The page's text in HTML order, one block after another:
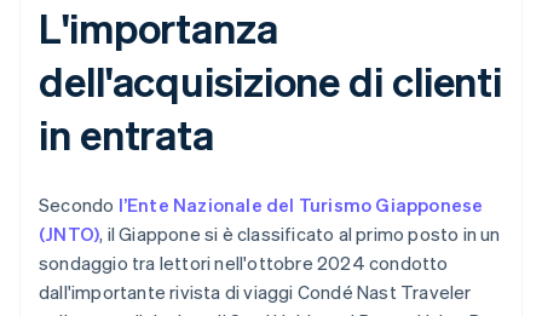
L'importanza
dell'acquisizione di clienti
in entrata
Secondo l’Ente Nazionale del Turismo Giapponese
(JNTO), il Giappone si è classificato al primo posto in un
sondaggio tra lettori nell'ottobre 2024 condotto
dall'importante rivista di viaggi Condé Nast Traveler